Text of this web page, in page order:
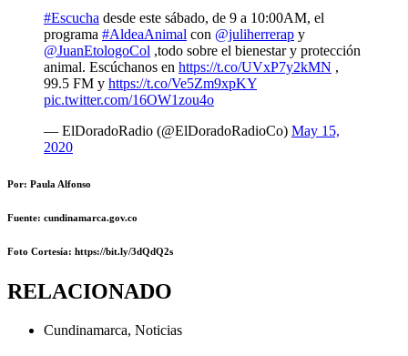
#Escucha desde este sábado, de 9 a 10:00AM, el
programa #AldeaAnimal con ⁦ @juliherrerap ⁩ y
@JuanEtologoCol ⁩ ,todo sobre el bienestar y protección
animal. Escúchanos en https://t.co/UVxP7y2kMN ,
99.5 FM y https://t.co/Ve5Zm9xpKY
pic.twitter.com/16OW1zou4o
— ElDoradoRadio (@ElDoradoRadioCo) May 15,
2020
Por: Paula Alfonso
Fuente: cundinamarca.gov.co
Foto Cortesía: https://bit.ly/3dQdQ2s
RELACIONADO
Cundinamarca, Noticias